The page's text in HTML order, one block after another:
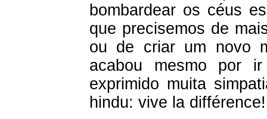
bombardear os céus
que precisemos de
ou de criar um novo
acabou mesmo por
exprimido muita
hindu: vive la